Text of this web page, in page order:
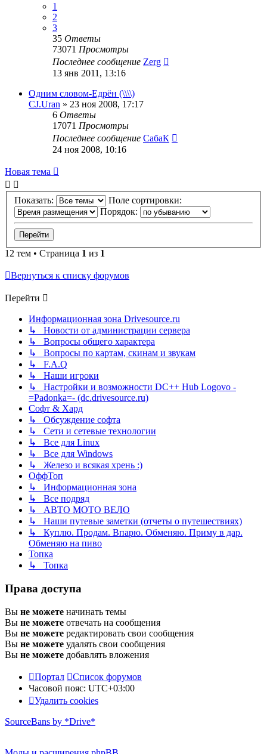
1
2
3
35 Ответы
73071 Просмотры
Последнее сообщение Zerg
13 янв 2011, 13:16
Одним словом-Едрён (\\\\)
CJ.Uran » 23 ноя 2008, 17:17
6 Ответы
17071 Просмотры
Последнее сообщение СабаК
24 ноя 2008, 10:16
Новая тема
Показать:
Поле сортировки:
Порядок:
12 тем • Страница 1 из 1
Вернуться к списку форумов
Перейти
Информационная зона Drivesource.ru
↳ Новости от администрации сервера
↳ Вопросы общего характера
↳ Вопросы по картам, скинам и звукам
↳ F.A.Q
↳ Наши игроки
↳ Настройки и возможности DC++ Hub Logovo -
=Padonka=- (dc.drivesource.ru)
Софт & Хард
↳ Обсуждение софта
↳ Сети и сетевые технологии
↳ Все для Linux
↳ Все для Windows
↳ Железо и всякая хрень :)
ОффТоп
↳ Информационная зона
↳ Все подряд
↳ АВТО МОТО ВЕЛО
↳ Наши путевые заметки (отчеты о путешествиях)
↳ Куплю. Продам. Впарю. Обменяю. Приму в дар.
Обменяю на пиво
Топка
↳ Топка
Права доступа
Вы не можете начинать темы
Вы не можете отвечать на сообщения
Вы не можете редактировать свои сообщения
Вы не можете удалять свои сообщения
Вы не можете добавлять вложения
Портал
Список форумов
Часовой пояс: UTC+03:00
Удалить cookies
SourceBans by *Drive*